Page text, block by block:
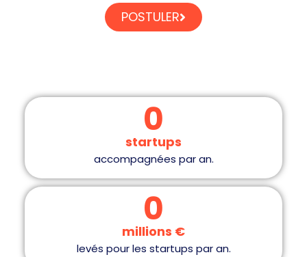
POSTULER
startups
0
accompagnées par an.
millions €
0
levés pour les startups par an.